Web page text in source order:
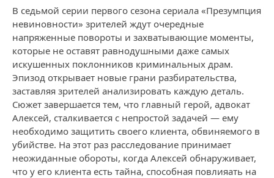
В седьмой серии первого сезона сериала «Презумпция
невиновности» зрителей ждут очередные
напряженные повороты и захватывающие моменты,
которые не оставят равнодушными даже самых
искушенных поклонников криминальных драм.
Эпизод открывает новые грани разбирательства,
заставляя зрителей анализировать каждую деталь.
Сюжет завершается тем, что главный герой, адвокат
Алексей, сталкивается с непростой задачей — ему
необходимо защитить своего клиента, обвиняемого в
убийстве. На этот раз расследование принимает
неожиданные обороты, когда Алексей обнаруживает,
что у его клиента есть тайна, способная повлияать на